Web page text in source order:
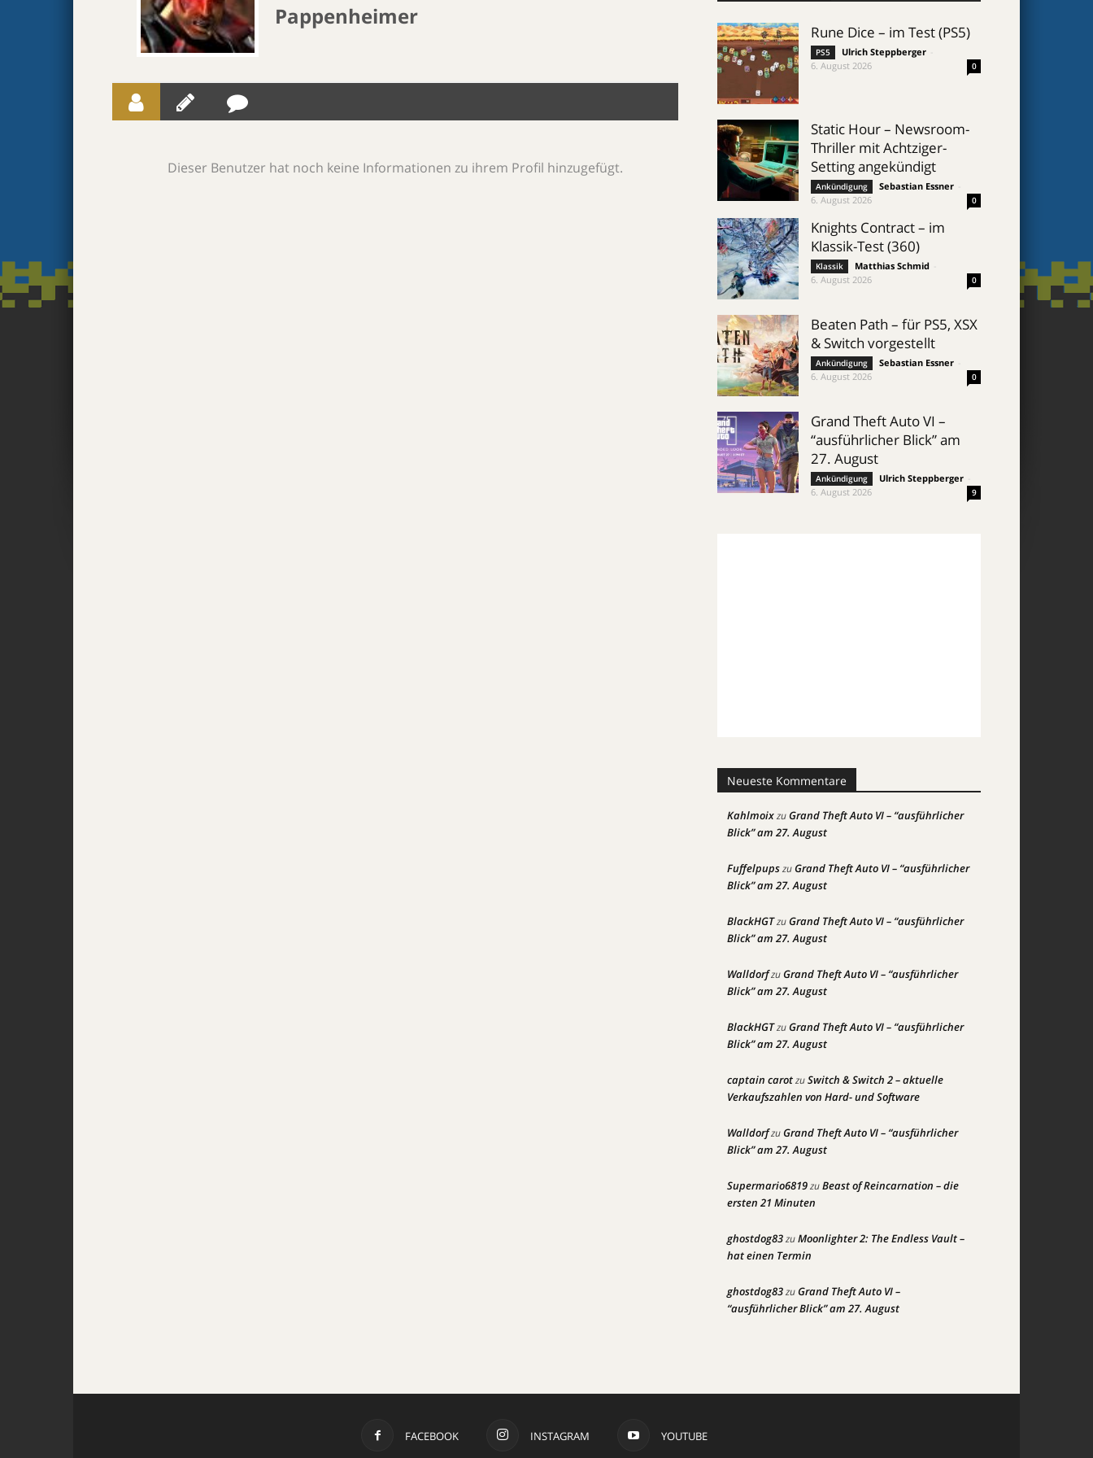
Pappenheimer
Dieser Benutzer hat noch keine Informationen zu ihrem Profil hinzugefügt.
Rune Dice – im Test (PS5)
PS5 Ulrich Steppberger
6. August 2026
0
Static Hour – Newsroom-
Thriller mit Achtziger-
Setting angekündigt
Ankündigung Sebastian Essner
6. August 2026
0
Knights Contract – im
Klassik-Test (360)
Klassik Matthias Schmid
6. August 2026
0
Beaten Path – für PS5, XSX
& Switch vorgestellt
Ankündigung Sebastian Essner
6. August 2026
0
Grand Theft Auto VI –
“ausführlicher Blick” am
27. August
Ankündigung Ulrich Steppberger
6. August 2026
9
Neueste Kommentare
KahlmoixzuGrand Theft Auto VI – “ausführlicher
Blick” am 27. August
FuffelpupszuGrand Theft Auto VI – “ausführlicher
Blick” am 27. August
BlackHGTzuGrand Theft Auto VI – “ausführlicher
Blick” am 27. August
WalldorfzuGrand Theft Auto VI – “ausführlicher
Blick” am 27. August
BlackHGTzuGrand Theft Auto VI – “ausführlicher
Blick” am 27. August
captain carotzuSwitch & Switch 2 – aktuelle
Verkaufszahlen von Hard- und Software
WalldorfzuGrand Theft Auto VI – “ausführlicher
Blick” am 27. August
Supermario6819zuBeast of Reincarnation – die
ersten 21 Minuten
ghostdog83zuMoonlighter 2: The Endless Vault –
hat einen Termin
ghostdog83zuGrand Theft Auto VI –
“ausführlicher Blick” am 27. August
FACEBOOK INSTAGRAM YOUTUBE